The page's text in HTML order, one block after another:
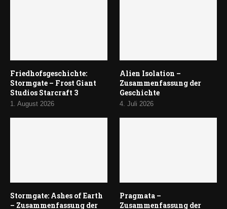
Friedhofsgeschichte:
Stormgate – Frost Giant
Studios Starcraft 3
1. August 2026
Alien Isolation –
Zusammenfassung der
Geschichte
4. Juli 2026
Stormgate: Ashes of Earth
– Zusammenfassung der
Pragmata –
Zusammenfassung der